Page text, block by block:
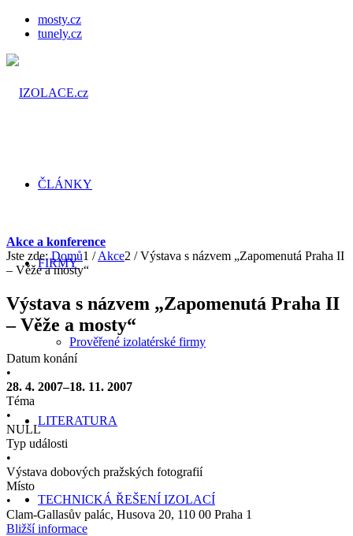
mosty.cz
tunely.cz
ČLÁNKY
FIRMY
Prověřené izolatérské firmy
LITERATURA
TECHNICKÁ ŘEŠENÍ IZOLACÍ
Akce a konference
Jste zde: Domů1 / Akce2 / Výstava s názvem „Zapomenutá Praha II
– Věže a mosty“
Výstava s názvem „Zapomenutá Praha II
– Věže a mosty“
Datum konání
•
28. 4. 2007–18. 11. 2007
Téma
•
NULL
Typ události
•
Výstava dobových pražských fotografií
Místo
•
Clam-Gallasův palác, Husova 20, 110 00 Praha 1
Bližší informace